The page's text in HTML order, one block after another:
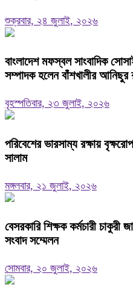
শুক্রবার, ২৪ জুলাই, ২০২৬
বাংলাদেশ মফস্বল সাংবাদিক
সম্পাদক হলেন বাঁশখালীর আনিছুর
বৃহস্পতিবার, ২৩ জুলাই, ২০২৬
পরিবেশের ভারসাম্য রক্ষায়
সালাম
মঙ্গলবার, ২১ জুলাই, ২০২৬
বেসরকারি শিক্ষক কর্মচারী
সংবাদ সম্মেলন
সোমবার, ২০ জুলাই, ২০২৬